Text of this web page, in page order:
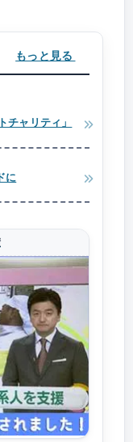
もっと見る
チャリティ」
に